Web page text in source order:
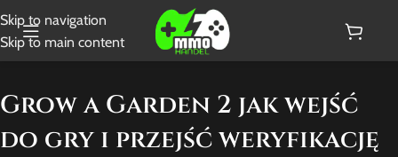
Skip to navigation
Skip to main content
Grow a Garden 2 jak wejść
do gry i przejść weryfikację